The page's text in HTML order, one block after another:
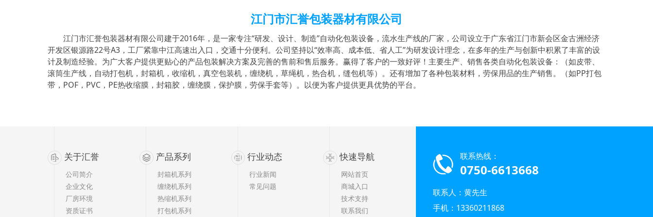
江门市汇誉包装器材有限公司
江门市汇誉包装器材有限公司建于2016年，是一家专注“研发、设计、制造”自动化包装设备，流水生产线的厂家，公司设立于广东省江门市新会区金古洲经济
开发区银源路22号A3 ，工厂紧靠中江高速出入口，交通十分便利。公司坚持以“效率高、 成本低、省人工”为研发设计理念，在多年的生产与创新中积累了丰富的设
计及制造经验。为广大客户提供更贴心的产品包装解决方案及完善的售前和售后服务。赢得了客户的一致好评！主要生产、销售各类自动化包装设备：（如皮带、
滚筒生产线，自动打包机，封箱机，收缩机，真空包装机，缠绕机，草绳机，热合机，缝包机等）。还有增加了各种包装材料，劳保用品的生产销售。（如PP打包
带，POF，PVC，PE热收缩膜，封箱胶，缠绕膜，保护膜，劳保手套等）。以便为客户提供更具优势的平台。
关于汇誉
公司简介
企业文化
厂房环境
资质证书
产品系列
封箱机系列
缠绕机系列
热缩机系列
打包机系列
行业动态
行业新闻
常见问题
快速导航
网站首页
商城入口
技术支持
联系我们
联系热线：
0750-6613668
联系人：黄先生
手机：13360211868